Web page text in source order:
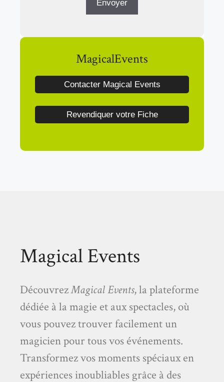
MagicalEvents
Contacter Magical Events
Revendiquer votre Fiche
Magical Events
DécouvrezMagical Events, la plateforme
dédiée à la magie et aux spectacles, où
vous pouvez trouver facilement un
magicien pour tous vos événements.
Transformez vos moments spéciaux en
expériences inoubliables grâce à des